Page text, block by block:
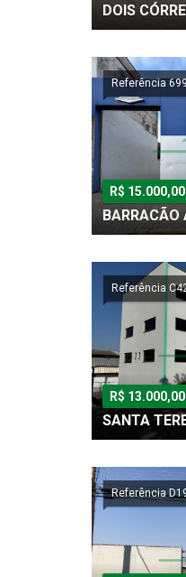
DOIS
Referência
R$ 15.000,00
BARRACÃO
Referência
R$ 13.000,00
SANTA
Referência